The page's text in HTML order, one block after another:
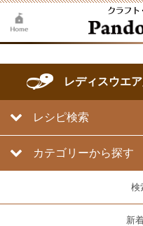
レディスウエ
レシピ検索
カテゴリーから探す
検
新